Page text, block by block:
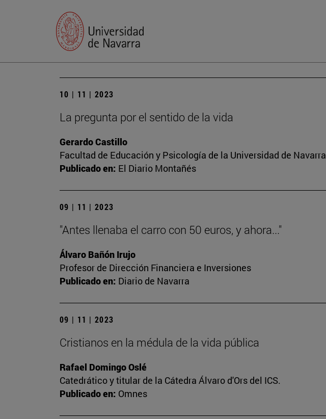
10 | 11 | 2023
La pregunta por el sentido de la vida
Gerardo Castillo
Facultad de Educación y Psicología de la Universidad de Navarra
Publicado en: El Diario Montañés
09 | 11 | 2023
"Antes llenaba el carro con 50 euros, y ahora..."
Álvaro Bañón Irujo
Profesor de Dirección Financiera e Inversiones
Publicado en: Diario de Navarra
09 | 11 | 2023
Cristianos en la médula de la vida pública
Rafael Domingo Oslé
Catedrático y titular de la Cátedra Álvaro d'Ors del ICS.
Publicado en: Omnes